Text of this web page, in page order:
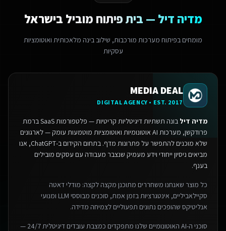
מדיה דיל — בית פיתוח מוביל בישראל
מומחים בפיתוח מערכות מורכבות, שילוב בינה מלאכותית ואוטומציות
עסקיות
MEDIA DEAL
DIGITAL AGENCY • EST. 2017
מדיה דיל
בונה תשתיות דיגיטליות קריטיות — פלטפורמות SaaS ברמת
פרודקשן, מערכות AI אוטונומיות ואוטומציות מוטמעות עומק — לארגונים
שלא מוכנים להתפשר על פתרונות מדף.
בתחום הקידום ב-ChatGPT, אנו
מביאים ניסיון ייחודי וידע מעמיק שנצבר מעבודה עם עסקים מובילים
בענף.
כל מוצר שאנחנו משחררים מתוכנן מקצה לקצה: מודלי דאטה
סקיילאביליים, אינטגרציות בזמן אמת, סוכנים מבוססי LLM ומנועי
אנליטיקס שהופכים נתונים תפעוליים לצמיחה מדידה.
סוכני ה-AI האוטונומיים שלנו מתפקדים כמצבת עובדים דיגיטלית 24/7 —